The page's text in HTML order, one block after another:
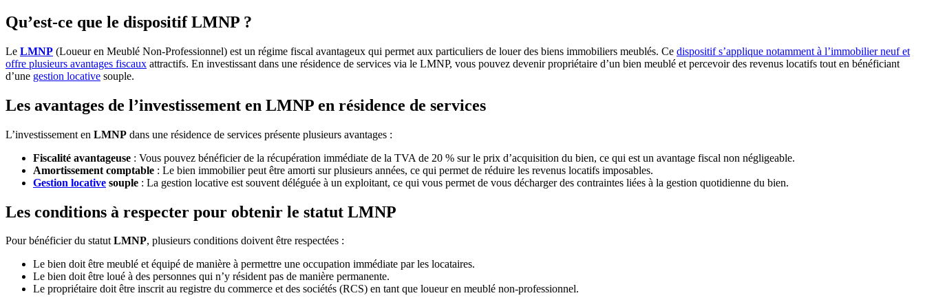
Qu’est-ce que le dispositif LMNP ?
Le LMNP (Loueur en Meublé Non-Professionnel) est un régime fiscal avantageux qui permet aux particuliers de louer des biens immobiliers meublés. Ce dispositif s’applique notamment à l’immobilier neuf et
offre plusieurs avantages fiscaux attractifs. En investissant dans une résidence de services via le LMNP, vous pouvez devenir propriétaire d’un bien meublé et percevoir des revenus locatifs tout en bénéficiant
d’une gestion locative souple.
Les avantages de l’investissement en LMNP en résidence de services
L’investissement en LMNP dans une résidence de services présente plusieurs avantages :
Fiscalité avantageuse : Vous pouvez bénéficier de la récupération immédiate de la TVA de 20 % sur le prix d’acquisition du bien, ce qui est un avantage fiscal non négligeable.
Amortissement comptable : Le bien immobilier peut être amorti sur plusieurs années, ce qui permet de réduire les revenus locatifs imposables.
Gestion locative souple : La gestion locative est souvent déléguée à un exploitant, ce qui vous permet de vous décharger des contraintes liées à la gestion quotidienne du bien.
Les conditions à respecter pour obtenir le statut LMNP
Pour bénéficier du statutLMNP, plusieurs conditions doivent être respectées :
Le bien doit être meublé et équipé de manière à permettre une occupation immédiate par les locataires.
Le bien doit être loué à des personnes qui n’y résident pas de manière permanente.
Le propriétaire doit être inscrit au registre du commerce et des sociétés (RCS) en tant que loueur en meublé non-professionnel.